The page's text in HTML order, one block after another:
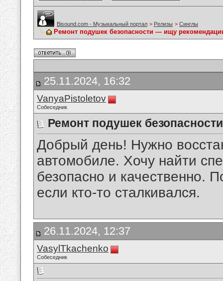
Bisound.com - Музыкальный портал > Релизы > Синглы
Ремонт подушек безопасности — ищу
25.11.2024, 16:32
VanyaPistoletov
Собеседник
Ремонт подушек
Добрый день! Нужно
автомобиле. Хочу найти
безопасно и качественно.
если кто-то сталкивался.
26.11.2024, 12:37
VasylTkachenko
Собеседник